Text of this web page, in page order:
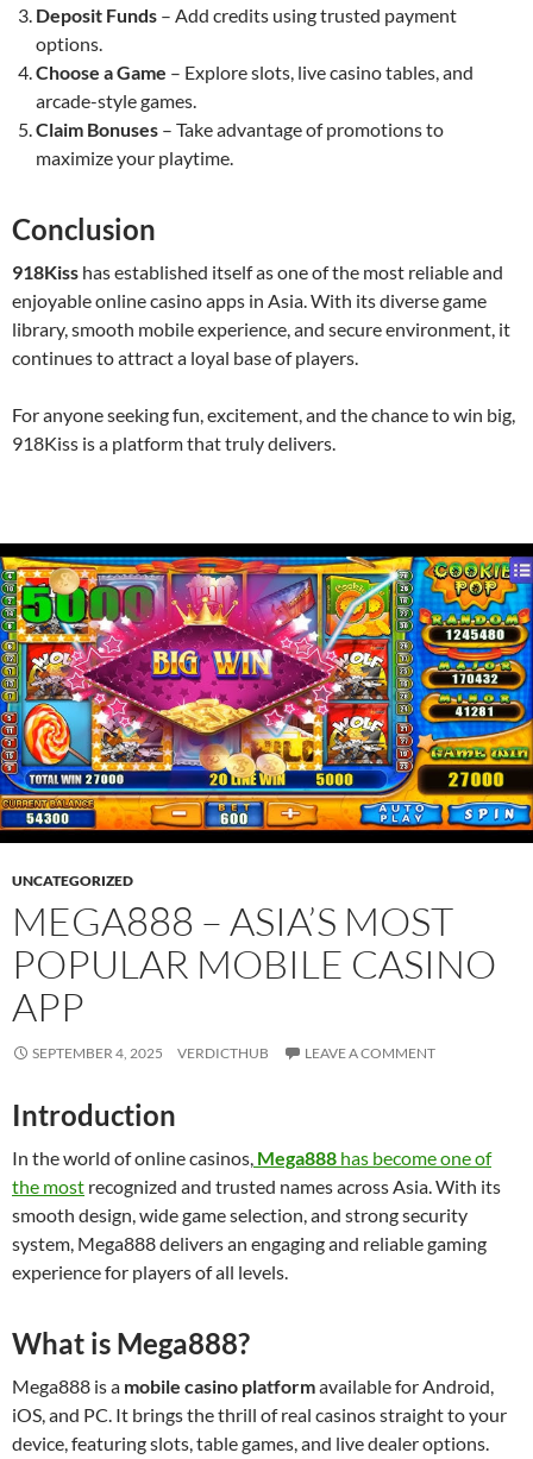
Deposit Funds – Add credits using trusted payment
options.
Choose a Game – Explore slots, live casino tables, and
arcade-style games.
Claim Bonuses – Take advantage of promotions to
maximize your playtime.
Conclusion
918Kiss has established itself as one of the most reliable and
enjoyable online casino apps in Asia. With its diverse game
library, smooth mobile experience, and secure environment, it
continues to attract a loyal base of players.
For anyone seeking fun, excitement, and the chance to win big,
918Kiss is a platform that truly delivers.
UNCATEGORIZED
MEGA888 – ASIA’S MOST
POPULAR MOBILE CASINO
APP
SEPTEMBER 4, 2025 VERDICTHUB LEAVE A COMMENT
Introduction
In the world of online casinos, Mega888 has become one of
the most recognized and trusted names across Asia. With its
smooth design, wide game selection, and strong security
system, Mega888 delivers an engaging and reliable gaming
experience for players of all levels.
What is Mega888?
Mega888 is a mobile casino platformavailable for Android,
iOS, and PC. It brings the thrill of real casinos straight to your
device, featuring slots, table games, and live dealer options.